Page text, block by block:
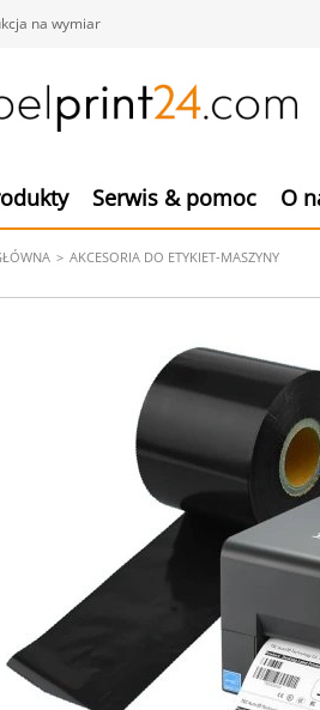
na wymiar
Serwis & pomoc O
AKCESORIA DO ETYKIET-MASZYNY